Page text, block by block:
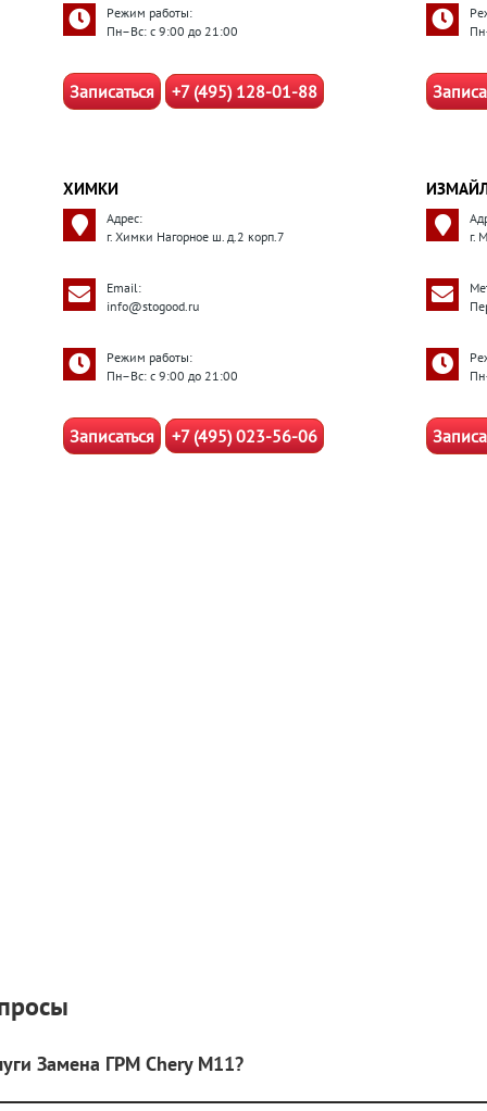
Режим работы:
Пн–Вс: с 9:00 до 21:00
Записаться +7 (495) 128-01-88
ХИМКИ
Адрес:
г. Химки Нагорное ш. д.2 корп.7
Email:
info@stogood.ru
Режим работы:
Пн–Вс: с 9:00 до 21:00
Записаться +7 (495) 023-56-06
г.
Замена ГРМ Chery M11?